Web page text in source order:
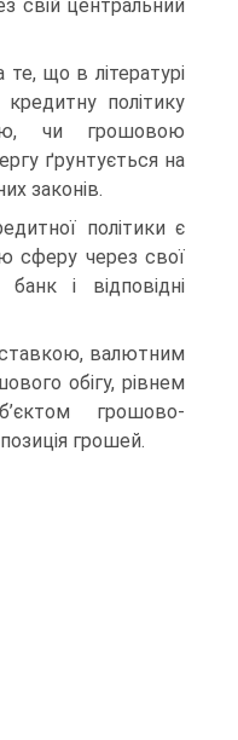
свій центральний
те, що в літературі
політику
чи грошовою
ґрунтується на
законів.
політики є
сферу через свої
і відповідні
валютним
обігу, рівнем
грошово-
грошей.